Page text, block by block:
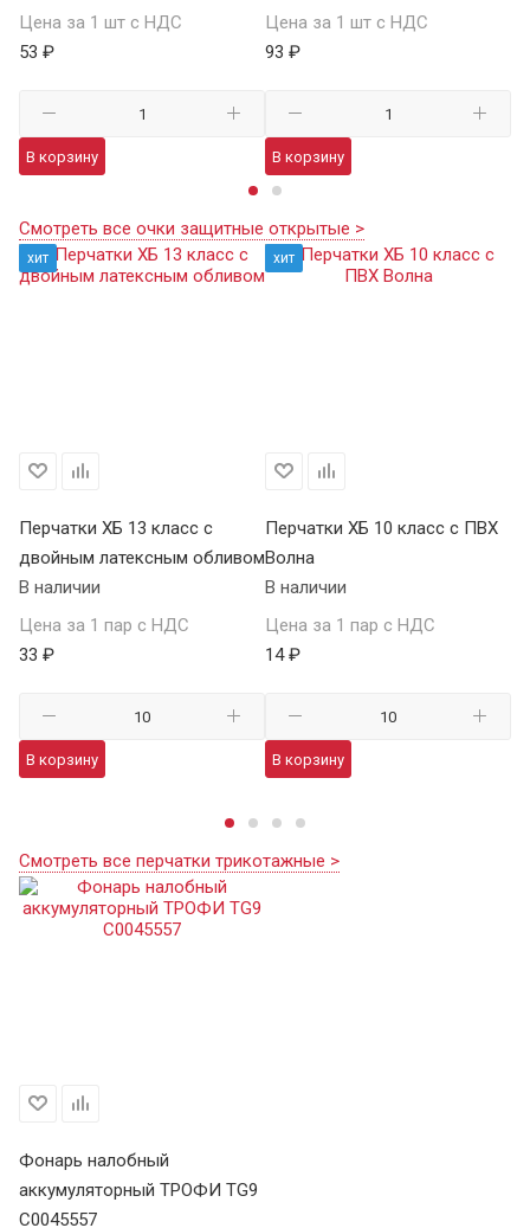
Цена за 1 шт с НДС
53 ₽
В корзину
Цена за 1 шт с НДС
93 ₽
В корзину
Смотреть все очки защитные открытые >
хит
Перчатки ХБ 13 класс с
двойным латексным обливом
В наличии
Цена за 1 пар с НДС
33 ₽
В корзину
хит
Перчатки ХБ 10 класс с ПВХ
Волна
В наличии
Цена за 1 пар с НДС
14 ₽
В корзину
Смотреть все перчатки трикотажные >
Фонарь налобный
аккумуляторный ТРОФИ TG9
C0045557